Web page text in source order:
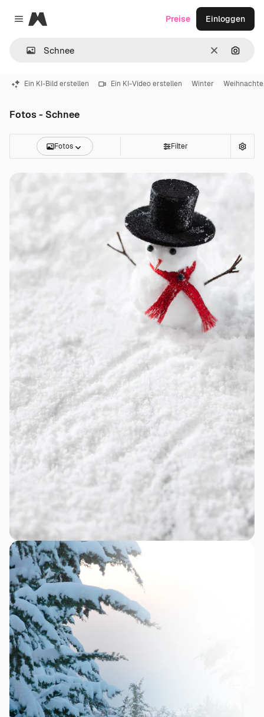
Close menu
Magnific
LöschenNach
Preise Einloggen
Ein KI-Bild erstellen Ein KI-Video erstellen Winter
Fotos - Schnee
Fotos Filter